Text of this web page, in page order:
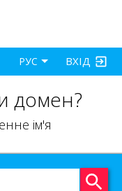
ВХІД
РУС
домен?
ім'я